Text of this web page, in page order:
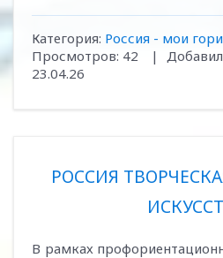
Категория: Россия - мои
Просмотров: 42 |
23.04.26
РОССИЯ
В рамках